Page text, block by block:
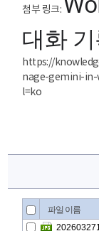
첨부 링크:
대화
https://
nage-gemini-in-
l=ko